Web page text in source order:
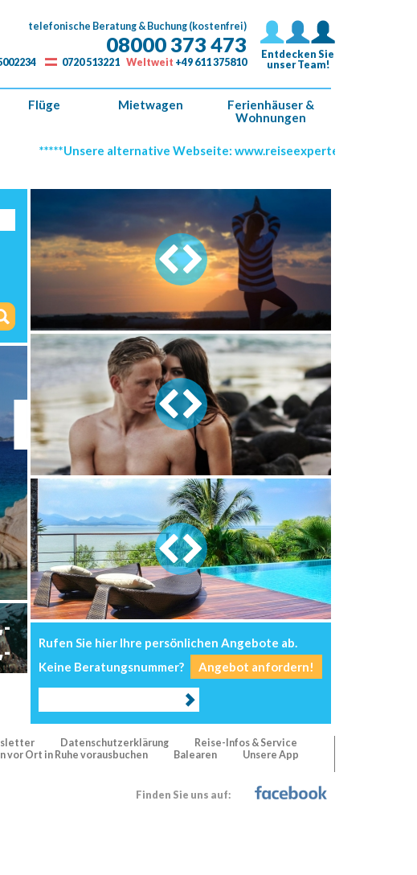
Entdecken Sie
unser Team!
telefonische Beratung & Buchung (kostenfrei)
08000 373 473
0720 513221 Weltweit +49 611 375810
Flüge Mietwagen
Ferienhäuser &
Wohnungen
*****Unsere alternative Webseite: www.reiseexperten.de *****
- Urlaub muß
Hier
klicken
1498
430
560
Rufen Sie hier Ihre persönlichen Angebote ab.
Keine Beratungsnummer?
Angebot anfordern!
Datenschutzerklärung
Reise-Infos & Service
Ort in Ruhe vorausbuchen Balearen
Unsere App
Finden Sie uns auf: